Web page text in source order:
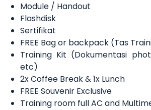
Module / Handout
Flashdisk
Sertifikat
FREE Bag or backpack (Tas
Training Kit (Dokumentasi
etc)
2x Coffee Break & 1x Lunch
FREE Souvenir Exclusive
Training room full AC and